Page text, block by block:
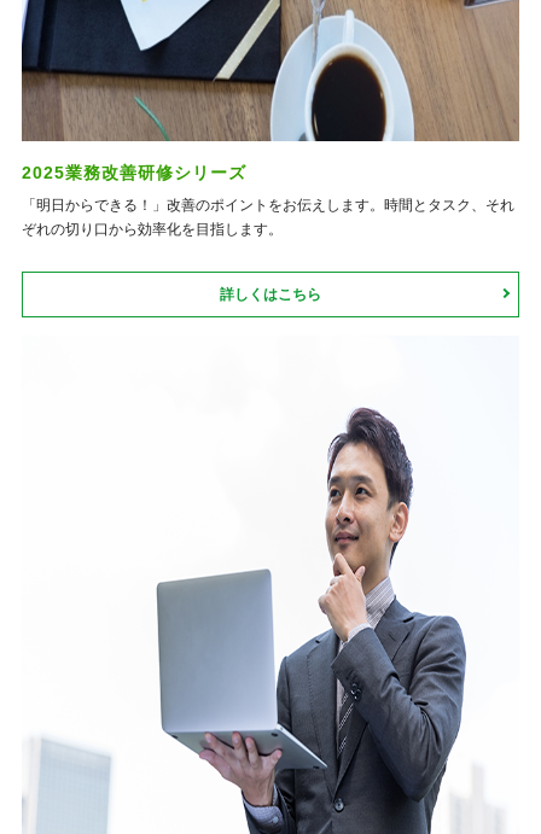
2025業務改善研修シリーズ
「明日からできる！」改善のポイントをお伝えします。時間とタスク、それ
ぞれの切り口から効率化を目指します。
詳しくはこちら